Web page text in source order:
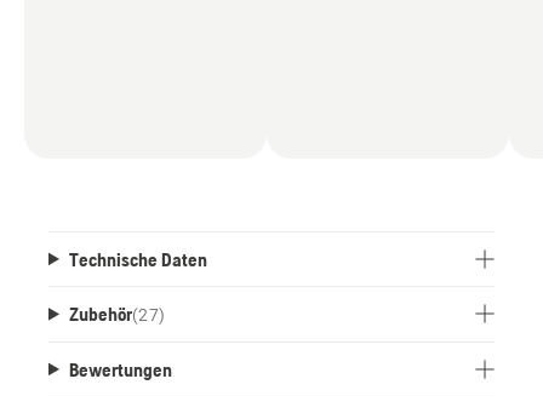
Technische Daten
Zubehör(27)
Bewertungen